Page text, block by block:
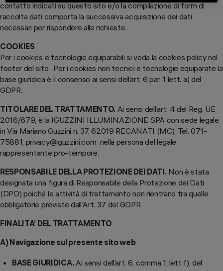
contatto indicati su questo sito e/o la compilazione di form di
raccolta dati comporta la successiva acquisizione dei dati
necessari per rispondere alle richieste.
COOKIES
Per i cookies e tecnologie equiparabili si veda la cookies policy nel
footer del sito. Per i cookies non tecnici e tecnologie equiparate la
base giuridica è il consenso ai sensi dell’art. 6 par. 1 lett. a) del
GDPR.
TITOLARE DEL TRATTAMENTO. Ai sensi dell’art. 4 del Reg. UE
2016/679, è la IGUZZINI ILLUMINAZIONE SPA con sede legale
in Via Mariano Guzzini n. 37, 62019 RECANATI (MC), Tel. 071-
75881, privacy@iguzzini.com nella persona del legale
rappresentante pro-tempore.
RESPONSABILE DELLA PROTEZIONE DEI DATI.Non è stata
designata una figura di Responsabile della Protezione dei Dati
(DPO) poiché le attività di trattamento non rientrano tra quelle
obbligatorie previste dall'Art. 37 del GDPR
FINALITA’ DEL TRATTAMENTO
A) Navigazione sul presente sito web
BASE GIURIDICA.Ai sensi dell’art. 6, comma 1, lett f), del